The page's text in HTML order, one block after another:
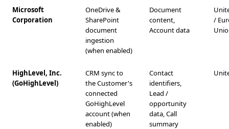
Microsoft
Corporation
OneDrive &
SharePoint
document
ingestion
(when enabled)
Document
content,
Account data
/
HighLevel, Inc.
(GoHighLevel)
CRM sync to
the Customer's
connected
GoHighLevel
account (when
enabled)
Contact
identifiers,
Lead /
opportunity
data, Call
summary